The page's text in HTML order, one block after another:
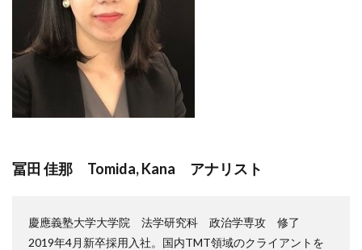
冨田 佳那 Tomida, Kana アナリスト
慶應義塾大学大学院 法学研究科 政治学専攻 修了
2019年4月新卒採用入社。国内TMT領域のクライアントを